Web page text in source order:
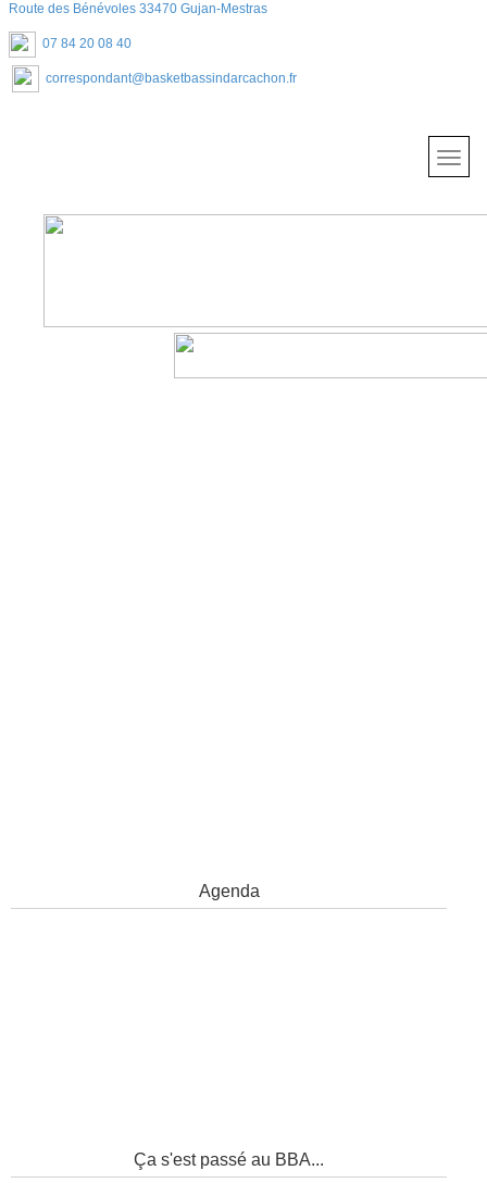
Route des Bénévoles 33470 Gujan-Mestras
07 84 20 08 40
correspondant@basketbassindarcachon.fr
Agenda
Ça s'est passé au BBA...